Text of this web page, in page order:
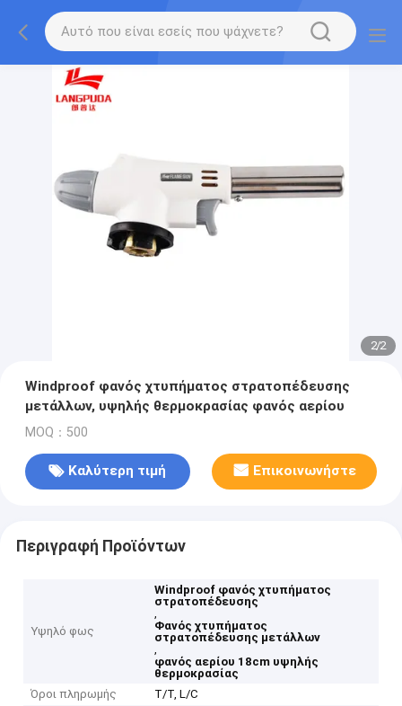
2/2
Windproof φανός χτυπήματος στρατοπέδευσης
μετάλλων, υψηλής θερμοκρασίας φανός αερίου
MOQ：500
Καλύτερη τιμή Επικοινωνήστε
Περιγραφή Προϊόντων
Υψηλό φως
Windproof φανός χτυπήματος
στρατοπέδευσης
,
Φανός χτυπήματος
στρατοπέδευσης μετάλλων
,
φανός αερίου 18cm υψηλής
θερμοκρασίας
Όροι πληρωμής
T/T, L/C